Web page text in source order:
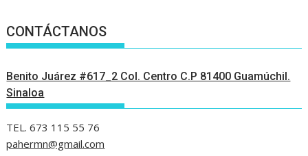
CONTÁCTANOS
Benito Juárez #617_2 Col. Centro C.P 81400 Guamúchil.
Sinaloa
TEL. 673 115 55 76
pahermn@gmail.com